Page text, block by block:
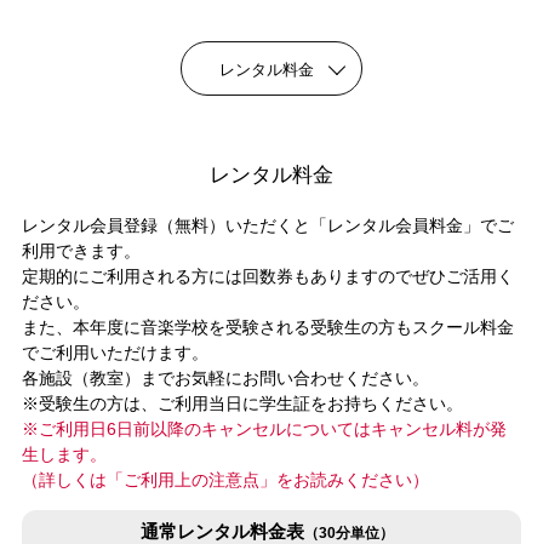
レンタル料金
レンタル料金
レンタル会員登録（無料）いただくと「レンタル会員料金」でご
利用できます。
定期的にご利用される方には回数券もありますのでぜひご活用く
ださい。
また、本年度に音楽学校を受験される受験生の方もスクール料金
でご利用いただけます。
各施設（教室）までお気軽にお問い合わせください。
※受験生の方は、ご利用当日に学生証をお持ちください。
※ご利用日6日前以降のキャンセルについてはキャンセル料が発
生します。
（詳しくは「ご利用上の注意点」をお読みください）
通常レンタル料金表（30分単位）